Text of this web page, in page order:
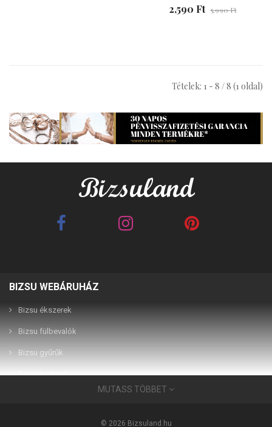
2,590 Ft 5,990 Ft
Tételek: 1 - 8 / 8 (1 oldal)
BIZSU WEBÁRUHÁZ
Bizsu ékszerek
Bizsu fülbevalók
Bizsu gyűrűk
Bizsu karkötők
MUTASS TÖBBET
© 2026 Bizsuland.hu